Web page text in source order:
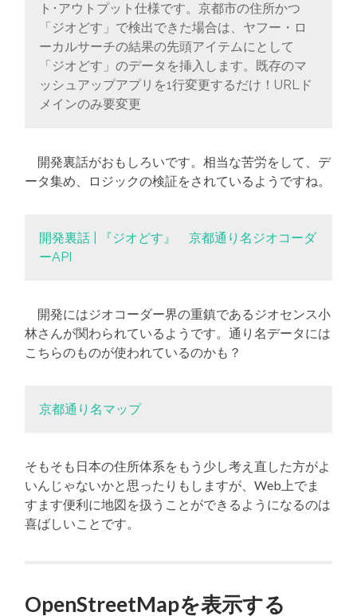
ト･アウトプット仕様です。京都市の住所かつ
「ジオどす」で検出できた場合は、ヤフー・ロ
ーカルサーチの結果の先頭アイテムにとして
「ジオどす」のデータを挿入します。既存のマ
ッシュアップアプリを1行変更するだけ！URLド
メインのみ要変更
開発裏話がおもしろいです。相当な苦労をして、デ
ータ集め、ロジックの検証をされているようですね。
開発裏話 | 『ジオどす』 京都通り名ジオコーダ
ーAPI
開発にはジオコーダー界の重鎮であるジオセンス小
林さんが関わられているようです。通り名データには
こちらのものが使われているのかも？
京都通り名マップ
そもそも日本の住所体系をもう少し考え直した方がよ
いんじゃないかと思ったりもしますが、Web上でま
すます便利に地図を扱うことができるようになるのは
喜ばしいことです。
OpenStreetMapを表示する